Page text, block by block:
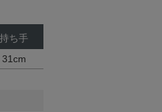
持ち手
31cm